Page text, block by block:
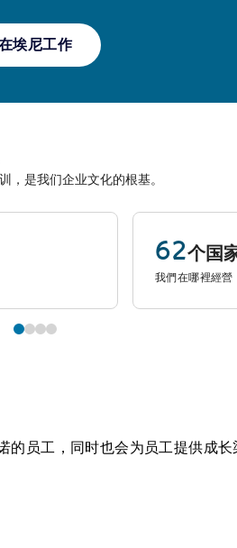
埃尼工作
，是我们企业文化的根基。
62个国
我們在哪裡經營
的员工，同时也会为员工提供成